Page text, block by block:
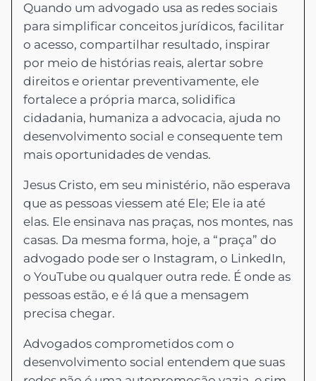
Quando um advogado usa as redes sociais
para simplificar conceitos jurídicos, facilitar
o acesso, compartilhar resultado, inspirar
por meio de histórias reais, alertar sobre
direitos e orientar preventivamente, ele
fortalece a própria marca, solidifica
cidadania, humaniza a advocacia, ajuda no
desenvolvimento social e consequente tem
mais oportunidades de vendas.
Jesus Cristo, em seu ministério, não esperava
que as pessoas viessem até Ele; Ele ia até
elas. Ele ensinava nas praças, nos montes, nas
casas. Da mesma forma, hoje, a “praça” do
advogado pode ser o Instagram, o LinkedIn,
o YouTube ou qualquer outra rede. É onde as
pessoas estão, e é lá que a mensagem
precisa chegar.
Advogados comprometidos com o
desenvolvimento social entendem que suas